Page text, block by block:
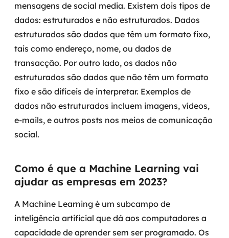
SRE / DevOps
Monitoramento 24x7
Suporte a banco de dados
FinOps
Billing Cloud
Gestão de infraestrutura
Pentest
DevSecOps
MSS
mensagens de social media. Existem dois tipos de
dados: estruturados e não estruturados. Dados
estruturados são dados que têm um formato fixo,
tais como endereço, nome, ou dados de
transacção. Por outro lado, os dados não
estruturados são dados que não têm um formato
fixo e são difíceis de interpretar. Exemplos de
dados não estruturados incluem imagens, vídeos,
e-mails, e outros posts nos meios de comunicação
social.
Como é que a Machine Learning vai
ajudar as empresas em 2023?
A Machine Learning é um subcampo de
inteligência artificial que dá aos computadores a
capacidade de aprender sem ser programado. Os